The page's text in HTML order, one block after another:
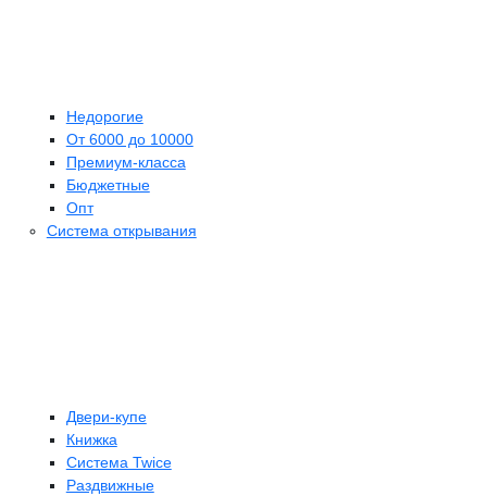
Недорогие
От 6000 до 10000
Премиум-класса
Бюджетные
Опт
Система открывания
Двери-купе
Книжка
Система Twice
Раздвижные